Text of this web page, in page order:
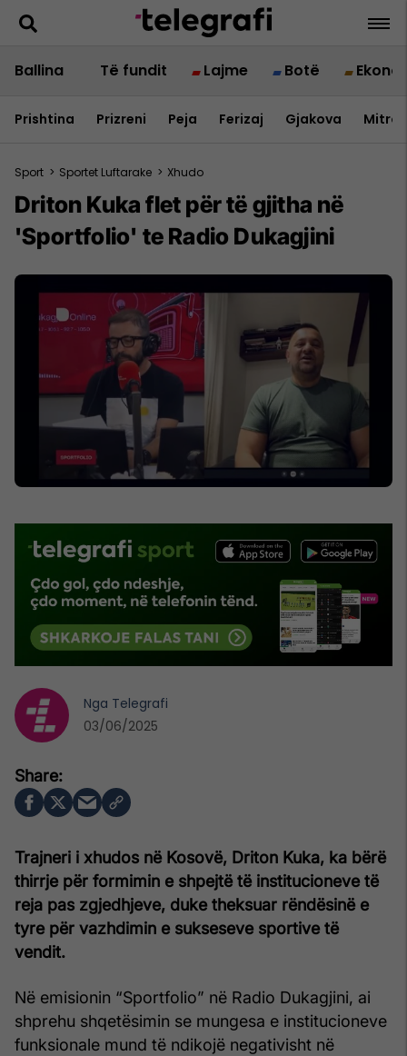
Ballina Të fundit Lajme Botë
Prishtina Prizreni Peja Ferizaj Gjakova
Sport > Sportet Luftarake > Xhudo
Driton Kuka flet për të gjitha në
'Sportfolio' te Radio Dukagjini
Trajneri i xhudos në Kosovë, Driton Kuka, ka bërë
thirrje për formimin e shpejtë të institucioneve të
reja pas zgjedhjeve, duke theksuar rëndësinë e
tyre për vazhdimin e sukseseve sportive të
vendit.
Në emisionin “Sportfolio” në Radio Dukagjini, ai
shprehu shqetësimin se mungesa e institucioneve
funksionale mund të ndikojë negativisht në
Nga Telegrafi
03/06/2025